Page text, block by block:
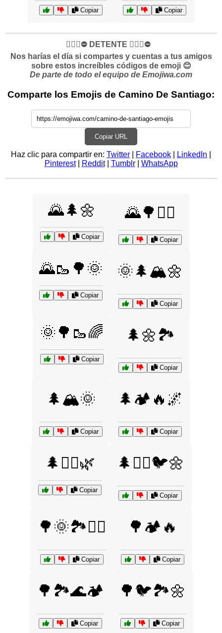
Copiar Copiar
✋🏻🛑⛔️ DETENTE ✋🏻🛑⛔️
Nos harías el día si compartes y cuentas a tus amigos
sobre estos increíbles códigos de emoji 😊
De parte de todo el equipo de Emojiwa.com
Comparte los Emojis de Camino De Santiago:
Copiar URL
Haz clic para compartir en: Twitter Facebook LinkedIn
Pinterest| Reddit| Tumblr| WhatsApp
🌄🌲🌼
Copiar
🌄🌳🚶‍♂️
Copiar
🌄🥾🌳🌞
Copiar
🌞🌲🏔️🌼
Copiar
🌞🌳🥾🌈
Copiar
🌲🌼🏞️
Copiar
🌲🏔️🌞
Copiar
🌲🏕️🔥🌌
Copiar
🌲🚶‍♀️🌿
Copiar
🌲🚶‍♂️🐦🌼
Copiar
🌳🌞🏞️🚶‍♂️
Copiar
🌳🏕️🔥
Copiar
🌳🏞️🌊🏕️
Copiar
🌳🐦🏞️🌼
Copiar